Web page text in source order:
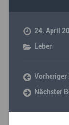
24. April
Leben
Vorheriger
Nächster